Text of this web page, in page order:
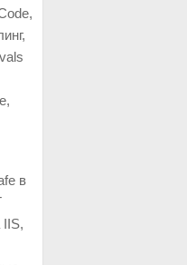
в